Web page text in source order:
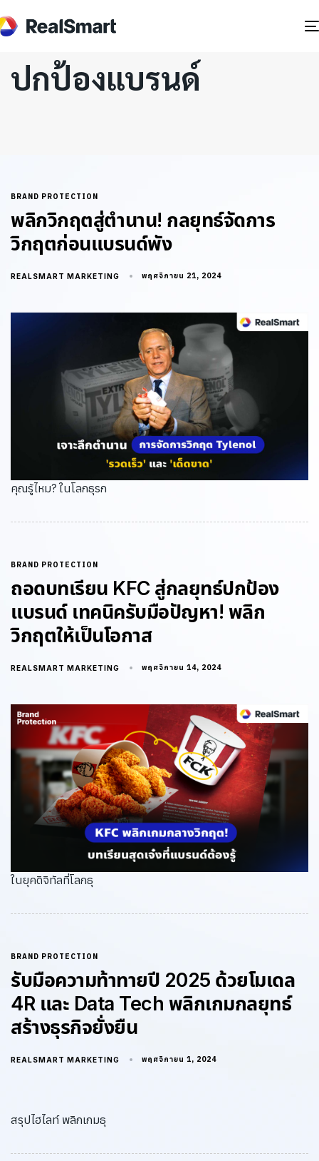
ปกป้องแบรนด์
BRAND PROTECTION
พลิกวิกฤตสู่ตำนาน! กลยุทธ์จัดการ
วิกฤตก่อนแบรนด์พัง
REALSMART MARKETING พฤศจิกายน 21, 2024
คุณรู้ไหม? ในโลกธุรก
BRAND PROTECTION
ถอดบทเรียน KFC สู่กลยุทธ์ปกป้อง
แบรนด์ เทคนิครับมือปัญหา! พลิก
วิกฤตให้เป็นโอกาส
REALSMART MARKETING พฤศจิกายน 14, 2024
ในยุคดิจิทัลที่โลกธุ
BRAND PROTECTION
รับมือความท้าทายปี 2025 ด้วยโมเดล
4R และ Data Tech พลิกเกมกลยุทธ์
สร้างธุรกิจยั่งยืน
REALSMART MARKETING พฤศจิกายน 1, 2024
สรุปไฮไลท์ พลิกเกมธุ